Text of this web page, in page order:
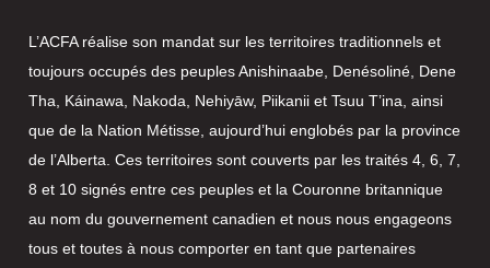
L’ACFA réalise son mandat sur les territoires traditionnels et
toujours occupés des peuples Anishinaabe, Denésoliné, Dene
Tha, Káinawa, Nakoda, Nehiyāw, Piikanii et Tsuu T’ina, ainsi
que de la Nation Métisse, aujourd’hui englobés par la province
de l’Alberta. Ces territoires sont couverts par les traités 4, 6, 7,
8 et 10 signés entre ces peuples et la Couronne britannique
au nom du gouvernement canadien et nous nous engageons
tous et toutes à nous comporter en tant que partenaires